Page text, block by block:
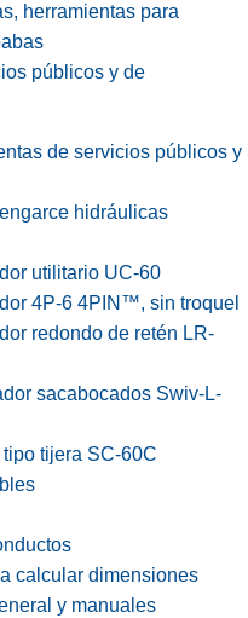
herramientas para
públicos y de
de servicios públicos y
hidráulicas
utilitario UC-60
4P-6 4PIN™, sin troquel
redondo de retén LR-
sacabocados Swiv-L-
tijera SC-60C
calcular dimensiones
y manuales